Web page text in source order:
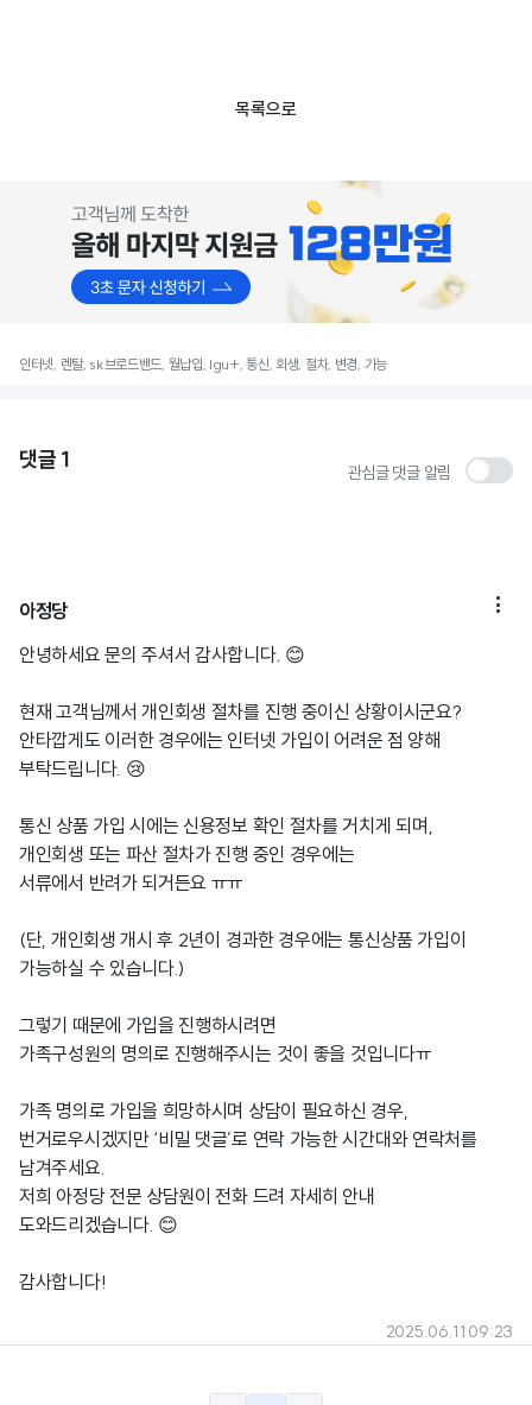
목록으로
인터넷, 렌탈, sk브로드밴드, 월납입, lgu+, 통신, 회생, 절차, 변경, 가능
댓글 1 관심글 댓글 알림
아정당 
안녕하세요 문의 주셔서 감사합니다. 😊
현재 고객님께서 개인회생 절차를 진행 중이신 상황이시군요?
안타깝게도 이러한 경우에는 인터넷 가입이 어려운 점 양해
부탁드립니다. 😢
통신 상품 가입 시에는 신용정보 확인 절차를 거치게 되며,
개인회생 또는 파산 절차가 진행 중인 경우에는
서류에서 반려가 되거든요 ㅠㅠ
(단, 개인회생 개시 후 2년이 경과한 경우에는 통신상품 가입이
가능하실 수 있습니다.)
그렇기 때문에 가입을 진행하시려면
가족구성원의 명의로 진행해주시는 것이 좋을 것입니다ㅠ
가족 명의로 가입을 희망하시며 상담이 필요하신 경우,
번거로우시겠지만 ‘비밀 댓글’로 연락 가능한 시간대와 연락처를
남겨주세요.
저희 아정당 전문 상담원이 전화 드려 자세히 안내
도와드리겠습니다. 😊
감사합니다!
2025.06.11 09:23